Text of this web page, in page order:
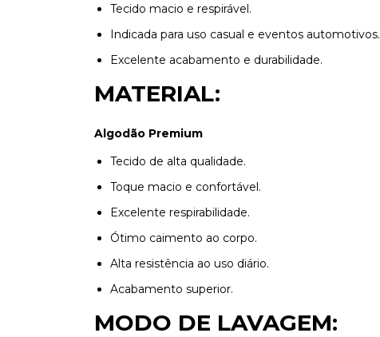
Tecido macio e respirável.
Indicada para uso casual e eventos automotivos.
Excelente acabamento e durabilidade.
MATERIAL:
Algodão Premium
Tecido de alta qualidade.
Toque macio e confortável.
Excelente respirabilidade.
Ótimo caimento ao corpo.
Alta resistência ao uso diário.
Acabamento superior.
MODO DE LAVAGEM: